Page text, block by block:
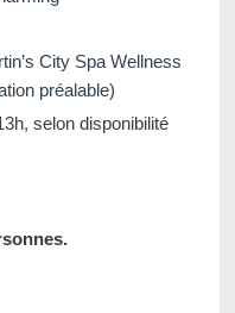
City Spa Wellness
préalable)
selon disponibilité